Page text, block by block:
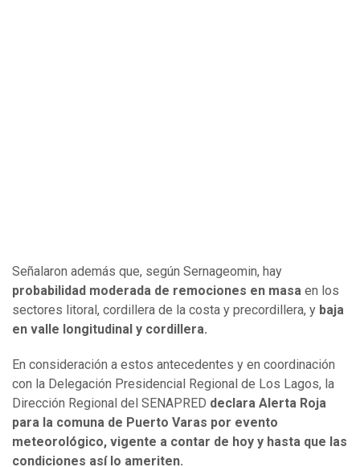
Señalaron además que, según Sernageomin, hay
probabilidad moderada de remociones en masa en los
sectores litoral, cordillera de la costa y precordillera, y baja
en valle longitudinal y cordillera.
En consideración a estos antecedentes y en coordinación
con la Delegación Presidencial Regional de Los Lagos, la
Dirección Regional del SENAPRED declara Alerta Roja
para la comuna de Puerto Varas por evento
meteorológico, vigente a contar de hoy y hasta que las
condiciones así lo ameriten.